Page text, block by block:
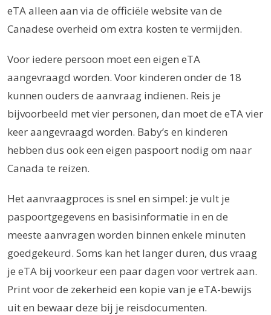
eTA alleen aan via de officiële website van de
Canadese overheid om extra kosten te vermijden.
Voor iedere persoon moet een eigen eTA
aangevraagd worden. Voor kinderen onder de 18
kunnen ouders de aanvraag indienen. Reis je
bijvoorbeeld met vier personen, dan moet de eTA vier
keer aangevraagd worden. Baby’s en kinderen
hebben dus ook een eigen paspoort nodig om naar
Canada te reizen.
Het aanvraagproces is snel en simpel: je vult je
paspoortgegevens en basisinformatie in en de
meeste aanvragen worden binnen enkele minuten
goedgekeurd. Soms kan het langer duren, dus vraag
je eTA bij voorkeur een paar dagen voor vertrek aan.
Print voor de zekerheid een kopie van je eTA-bewijs
uit en bewaar deze bij je reisdocumenten.